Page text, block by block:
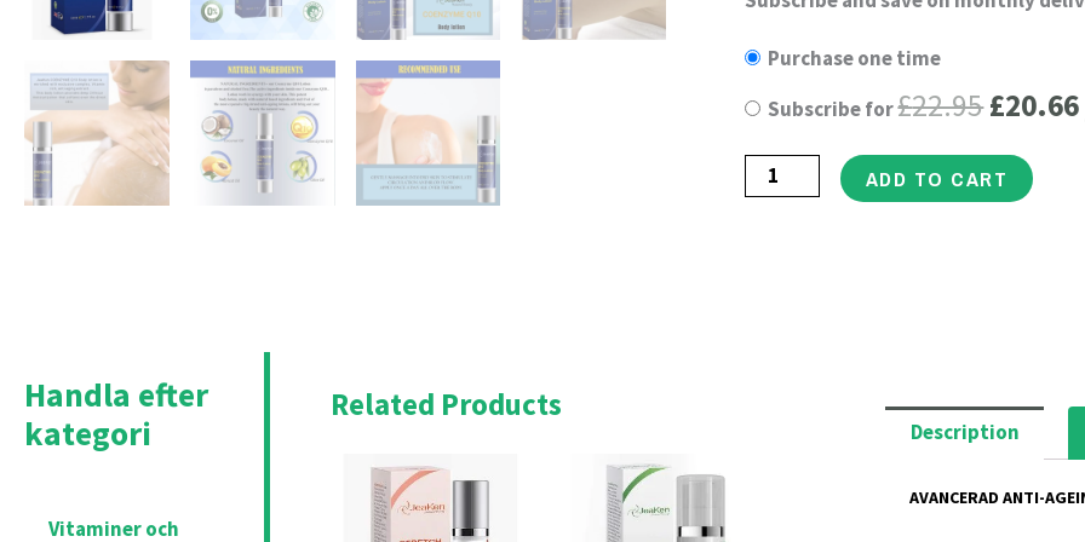
Purchase one time
Subscribe for£22.95was:
£22.95.
£20.66
Natural
Anti-
Ageing
Lotion
ADD TO CART
Handla efter
kategori
Vitaminer och
Related Products
price
price
Description
AVANCERAD ANTI-